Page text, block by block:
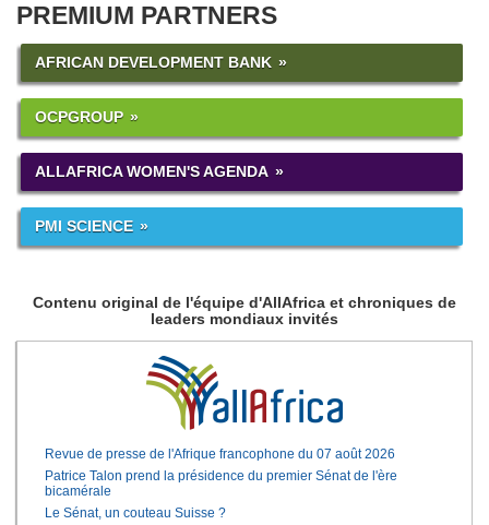
PREMIUM PARTNERS
AFRICAN DEVELOPMENT BANK
OCPGROUP
ALLAFRICA WOMEN'S AGENDA
PMI SCIENCE
Contenu original de l'équipe d'AllAfrica et chroniques de
leaders mondiaux invités
Revue de presse de l'Afrique francophone du 07 août 2026
Patrice Talon prend la présidence du premier Sénat de l'ère
bicamérale
Le Sénat, un couteau Suisse ?